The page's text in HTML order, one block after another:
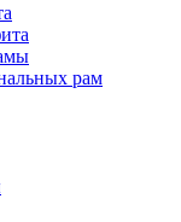
рам